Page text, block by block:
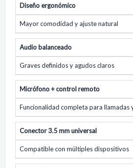
Diseño ergonómico
Mayor comodidad y ajuste natural
Audio balanceado
Graves definidos y agudos claros
Micrófono + control remoto
Funcionalidad completa para llamadas
Conector 3.5 mm universal
Compatible con múltiples dispositivos